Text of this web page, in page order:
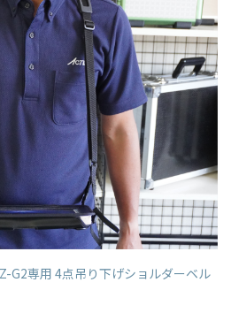
G2専用 4点吊り下げショルダーベル